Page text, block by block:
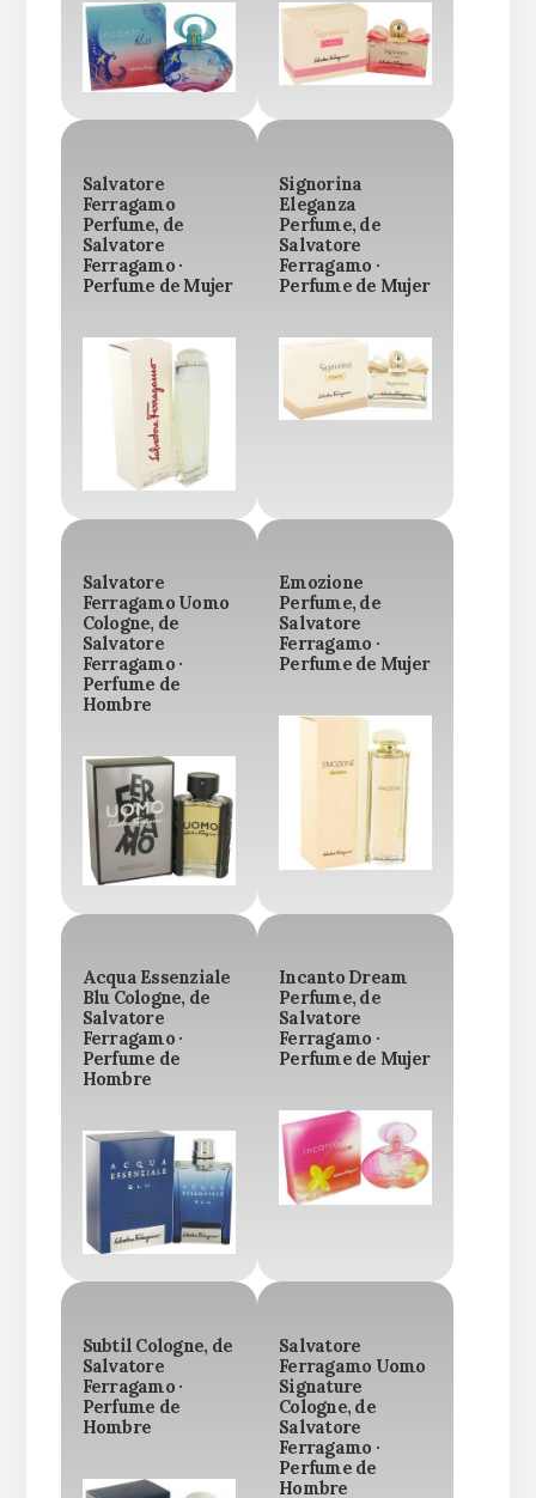
Salvatore
Ferragamo
Perfume, de
Salvatore
Ferragamo ·
Perfume de Mujer
Signorina
Eleganza
Perfume, de
Salvatore
Ferragamo ·
Perfume de Mujer
Salvatore
Ferragamo Uomo
Cologne, de
Salvatore
Ferragamo ·
Perfume de
Hombre
Emozione
Perfume, de
Salvatore
Ferragamo ·
Perfume de Mujer
Acqua Essenziale
Blu Cologne, de
Salvatore
Ferragamo ·
Perfume de
Hombre
Incanto Dream
Perfume, de
Salvatore
Ferragamo ·
Perfume de Mujer
Subtil Cologne, de
Salvatore
Ferragamo ·
Perfume de
Hombre
Salvatore
Ferragamo Uomo
Signature
Cologne, de
Salvatore
Ferragamo ·
Perfume de
Hombre